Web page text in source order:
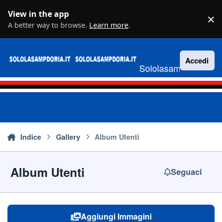
View in the app
A better way to browse. Learn more. ×
Sololasampdoria.it
Accedi
Indice Gallery Album Utenti
Album Utenti Seguaci
Aggiungi Immagini